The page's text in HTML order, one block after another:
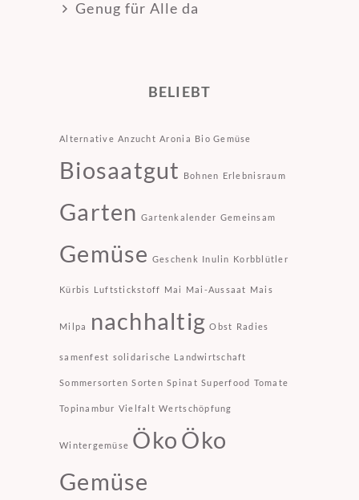
Genug für Alle da
BELIEBT
Alternative Anzucht Aronia Bio Gemüse
Biosaatgut Bohnen Erlebnisraum
Garten Gartenkalender Gemeinsam
Gemüse Geschenk Inulin Korbblütler
Kürbis Luftstickstoff Mai Mai-Aussaat Mais
Milpa nachhaltig Obst Radies
samenfest solidarische Landwirtschaft
Sommersorten Sorten Spinat Superfood Tomate
Topinambur Vielfalt Wertschöpfung
Wintergemüse Öko Öko
Gemüse